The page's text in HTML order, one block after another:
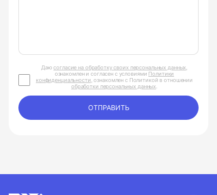
Даюсогласие на обработку своих персональных данных,
ознакомлен и согласен с условиями Политики
конфиденциальности, ознакомлен с Политикой в отношении
обработки персональных данных.
ОТПРАВИТЬ